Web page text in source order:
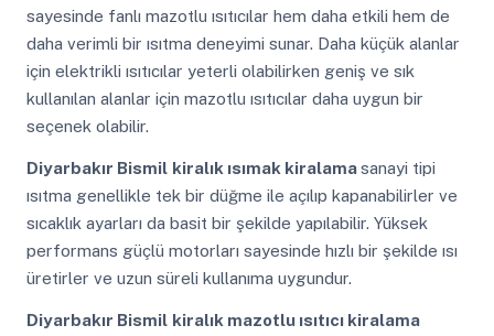
sayesinde fanlı mazotlu ısıtıcılar hem daha etkili hem de
daha verimli bir ısıtma deneyimi sunar. Daha küçük alanlar
için elektrikli ısıtıcılar yeterli olabilirken geniş ve sık
kullanılan alanlar için mazotlu ısıtıcılar daha uygun bir
seçenek olabilir.
Diyarbakır Bismil kiralık ısımak kiralamasanayi tipi
ısıtma genellikle tek bir düğme ile açılıp kapanabilirler ve
sıcaklık ayarları da basit bir şekilde yapılabilir. Yüksek
performans güçlü motorları sayesinde hızlı bir şekilde ısı
üretirler ve uzun süreli kullanıma uygundur.
Diyarbakır Bismil kiralık mazotlu ısıtıcı kiralama